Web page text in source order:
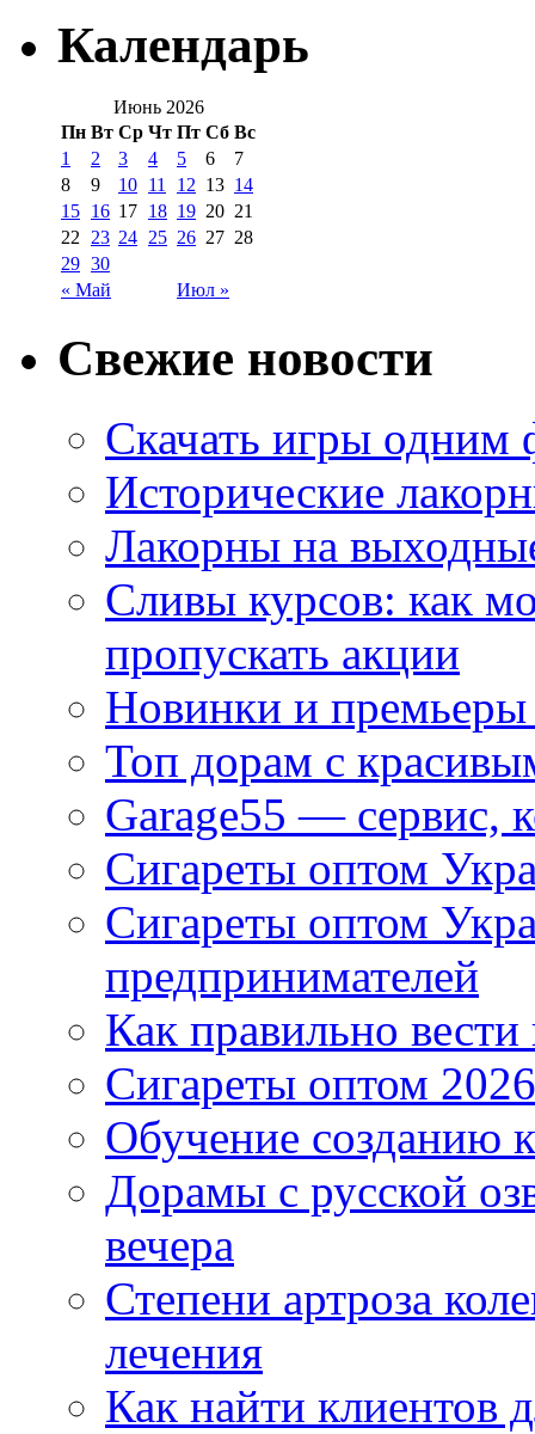
Календарь
Июнь 2026
Пн Вт Ср Чт Пт Сб Вс
« Май Июл »
1 2 3 4 5 6
7
8
9 10 11 12 13 14
15 16 17 18 19 20 21
22 23 24 25 26 27 28
29 30
Свежие новости
Скачать игры одним
Исторические
Лакорны на
Сливы курсов: как
пропускать акции
Новинки и
Топ дорам с
Garage55 — сервис,
Сигареты оптом
Сигареты оптом
предпринимателей
Как правильно
Сигареты оптом
Обучение созданию
Дорамы с русской
вечера
Степени артроза
лечения
Как найти клиентов